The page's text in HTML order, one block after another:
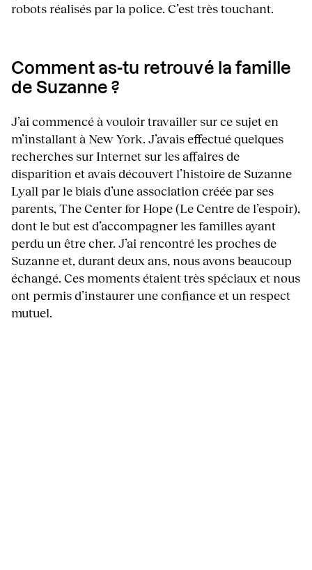
robots réalisés par la police. C’est très touchant.
Comment as-tu retrouvé la famille
de Suzanne ?
J’ai commencé à vouloir travailler sur ce sujet en
m’installant à New York. J’avais effectué quelques
recherches sur Internet sur les affaires de
disparition et avais découvert l’histoire de Suzanne
Lyall par le biais d’une association créée par ses
parents, The Center for Hope (Le Centre de l’espoir),
dont le but est d’accompagner les familles ayant
perdu un être cher. J’ai rencontré les proches de
Suzanne et, durant deux ans, nous avons beaucoup
échangé. Ces moments étaient très spéciaux et nous
ont permis d’instaurer une confiance et un respect
mutuel.